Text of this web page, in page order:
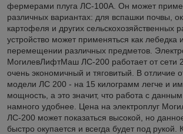
фермерами плуга ЛС-100А. Он может
различных вариантах: для вспашки почвы,
картофеля и других сельскохозяйственных
устройство может применяться как лебедка
перемещении различных предметов.
МогилевЛифтМаш ЛС-200 работает от сети
очень экономичный и тяговитый. В отличие
модели ЛС 200 - на 15 килограмм легче и
мощность, а это значит, что работа с данным
намного удобнее. Цена на электроплуг
ЛС-200 может показаться высокой, но
быстро окупается и всегда будет под рукой.